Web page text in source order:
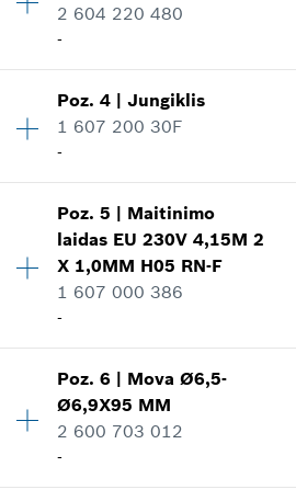
2 604 220 480
-
Kiekis 1
Kainos grupė:29
kur naudojama
Parodyti iliustracijoje
14,69 €*
Rekomenduojama pardavimo
Poz.4 |Jungiklis
1 607 200 30F
-
Kiekis 1
Kainos grupė:21
Informacija apie atsargines
kur naudojama
Poz.5 | Maitinimo
laidas EU 230V 4,15M 2
X 1,0MM H05 RN-F
1 607 000 386
-
Kiekis 1
Kainos grupė:
Informacija apie atsargines
Parodyti iliustracijoje
Poz.6 | Mova Ø6,5-
Ø6,9X95 MM
2 600 703 012
-